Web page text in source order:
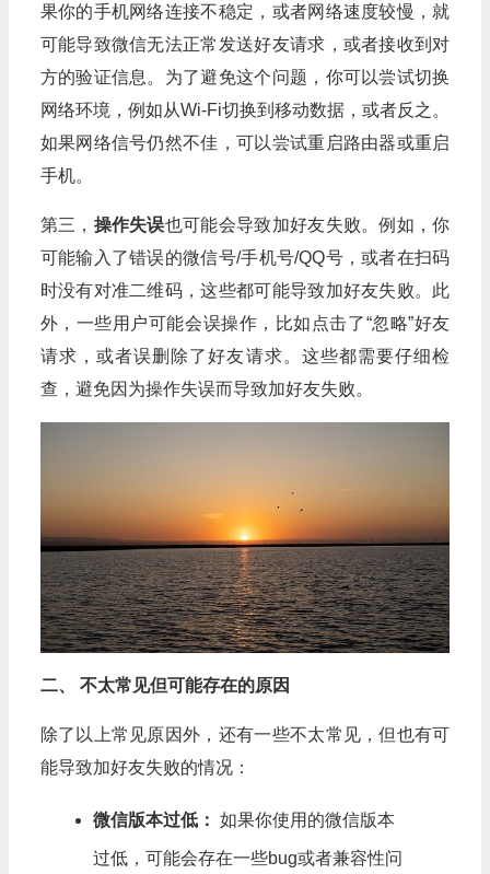
果你的手机网络连接不稳定，或者网络速度较慢，就
可能导致微信无法正常发送好友请求，或者接收到对
方的验证信息。为了避免这个问题，你可以尝试切换
网络环境，例如从Wi-Fi切换到移动数据，或者反之。
如果网络信号仍然不佳，可以尝试重启路由器或重启
手机。
第三， 操作失误也可能会导致加好友失败。例如，你
可能输入了错误的微信号/手机号/QQ号，或者在扫码
时没有对准二维码，这些都可能导致加好友失败。此
外，一些用户可能会误操作，比如点击了“忽略”好友
请求，或者误删除了好友请求。这些都需要仔细检
查，避免因为操作失误而导致加好友失败。
二、 不太常见但可能存在的原因
除了以上常见原因外，还有一些不太常见，但也有可
能导致加好友失败的情况：
微信版本过低： 如果你使用的微信版本
过低，可能会存在一些bug或者兼容性问